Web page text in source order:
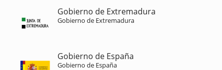
Gobierno de Extremadura
Gobierno de Extremadura
Gobierno de España
Gobierno de España